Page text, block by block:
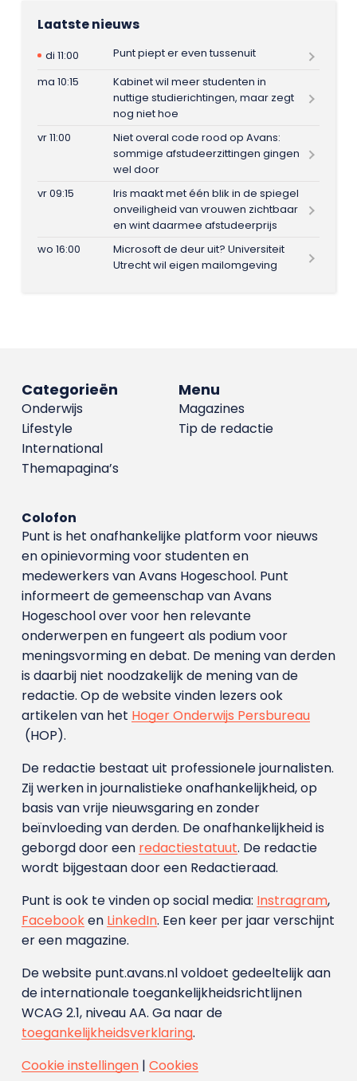
Laatste nieuws
di 11:00
Punt piept er even tussenuit
ma 10:15
Kabinet wil meer studenten in
nuttige studierichtingen, maar zegt
nog niet hoe
vr 11:00
Niet overal code rood op Avans:
sommige afstudeerzittingen gingen
wel door
vr 09:15
Iris maakt met één blik in de spiegel
onveiligheid van vrouwen zichtbaar
en wint daarmee afstudeerprijs
wo 16:00
Microsoft de deur uit? Universiteit
Utrecht wil eigen mailomgeving
Menu
Magazines
Tip de redactie
Categorieën
Onderwijs
Lifestyle
International
Themapagina’s
Colofon
Punt is het onafhankelijke platform voor nieuws
en opinievorming voor studenten en
medewerkers van Avans Hoge­school. Punt
informeert de gemeenschap van Avans
Hogeschool over voor hen relevante
onderwerpen en fungeert als podium voor
meningsvorming en debat. De mening van derden
is daarbij niet noodzakelijk de mening van de
redactie. Op de website vinden lezers ook
artikelen van het Hoger Onderwijs Persbureau
(HOP).
De redactie bestaat uit professionele journalisten.
Zij werken in journalistieke onafhankelijkheid, op
basis van vrije nieuwsgaring en zonder
beïnvloeding van derden. De onafhankelijkheid is
geborgd door een redactiestatuut. De redactie
wordt bijgestaan door een Redactieraad.
Punt is ook te vinden op social media: Instragram,
Facebooken LinkedIn. Een keer per jaar verschijnt
er een magazine.
De website punt.avans.nl voldoet gedeeltelijk aan
de internationale toegankelijkheidsrichtlijnen
WCAG 2.1, niveau AA. Ga naar de
toegankelijkheidsverklaring.
Cookie instellingen| Cookies